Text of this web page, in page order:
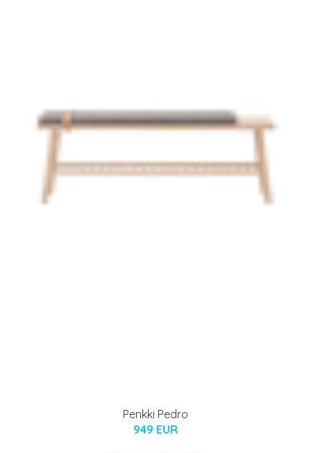
Penkki Pedro
949 EUR